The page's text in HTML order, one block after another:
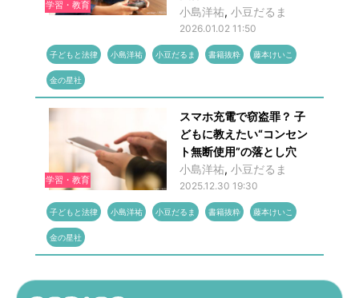
学習・教育
小島洋祐, 小豆だるま
2026.01.02 11:50
子どもと法律 小島洋祐 小豆だるま 書籍抜粋 藤本けいこ
金の星社
学習・教育
スマホ充電で窃盗罪？ 子
どもに教えたい“コンセン
ト無断使用”の落とし穴
小島洋祐, 小豆だるま
2025.12.30 19:30
子どもと法律 小島洋祐 小豆だるま 書籍抜粋 藤本けいこ
金の星社